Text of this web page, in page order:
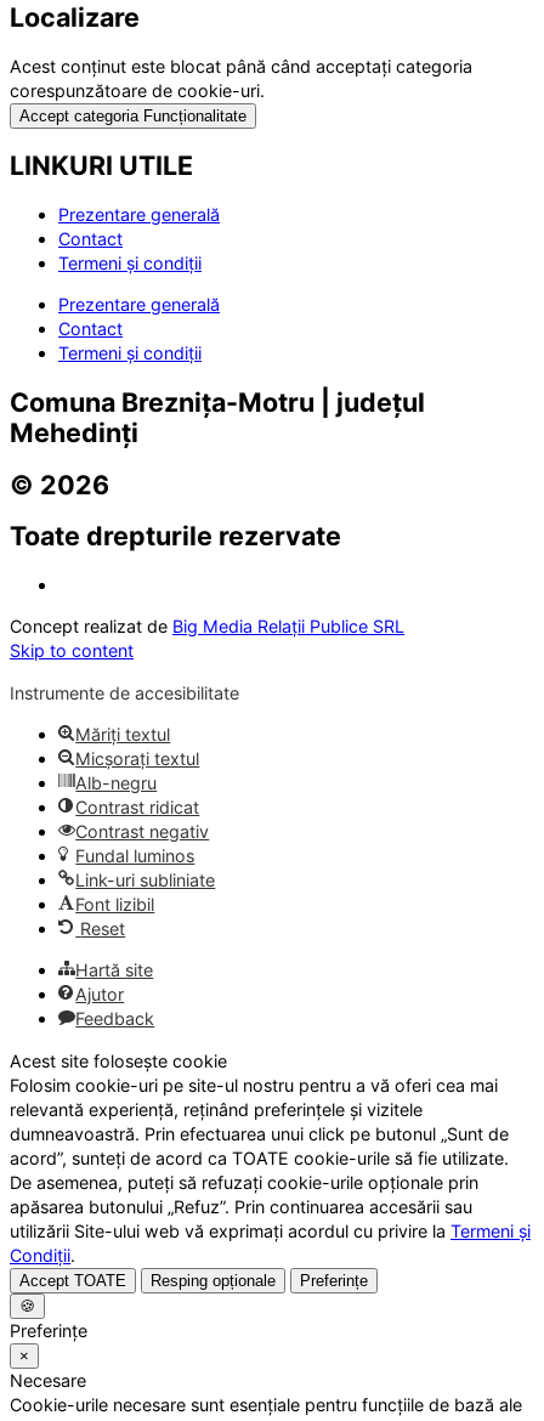
Localizare
Acest conținut este blocat până când acceptați categoria
corespunzătoare de cookie-uri.
Accept categoria Funcționalitate
LINKURI UTILE
Prezentare generală
Contact
Termeni și condiții
Prezentare generală
Contact
Termeni și condiții
Comuna Breznița-Motru | județul
Mehedinți
© 2026
Toate drepturile rezervate
Concept realizat de Big Media Relații Publice SRL
Skip to content
Instrumente de accesibilitate
Măriți textul
Micșorați textul
Alb-negru
Contrast ridicat
Contrast negativ
Fundal luminos
Link-uri subliniate
Font lizibil
Reset
Hartă site
Ajutor
Feedback
Acest site folosește cookie
Folosim cookie-uri pe site-ul nostru pentru a vă oferi cea mai
relevantă experiență, reținând preferințele și vizitele
dumneavoastră. Prin efectuarea unui click pe butonul „Sunt de
acord”, sunteți de acord ca TOATE cookie-urile să fie utilizate.
De asemenea, puteți să refuzați cookie-urile opționale prin
apăsarea butonului „Refuz”. Prin continuarea accesării sau
utilizării Site-ului web vă exprimați acordul cu privire la Termeni și
Condiții.
Accept TOATE Resping opționale
Preferințe
🍪
Preferințe
×
Necesare
Cookie-urile necesare sunt esențiale pentru funcțiile de bază ale